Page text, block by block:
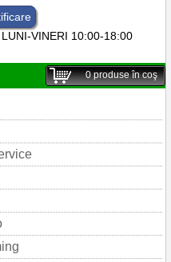
VINERI 10:00-18:00
0produse în coş